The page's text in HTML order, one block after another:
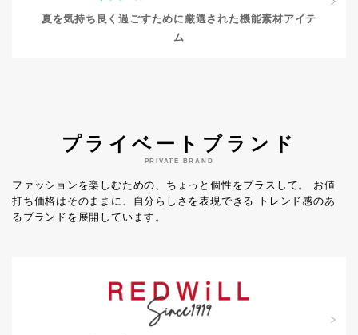
夏を気持ち良く過ごすために 厳選された機能素材アイテ
ム
プライベートブランド
PRIVATE BRAND
ファッションを楽しむための、ちょっと個性をプラスして。
お値
打ち価格はそのままに、自分らしさを表現できる
トレンド感のあ
るブランドを展開しています。